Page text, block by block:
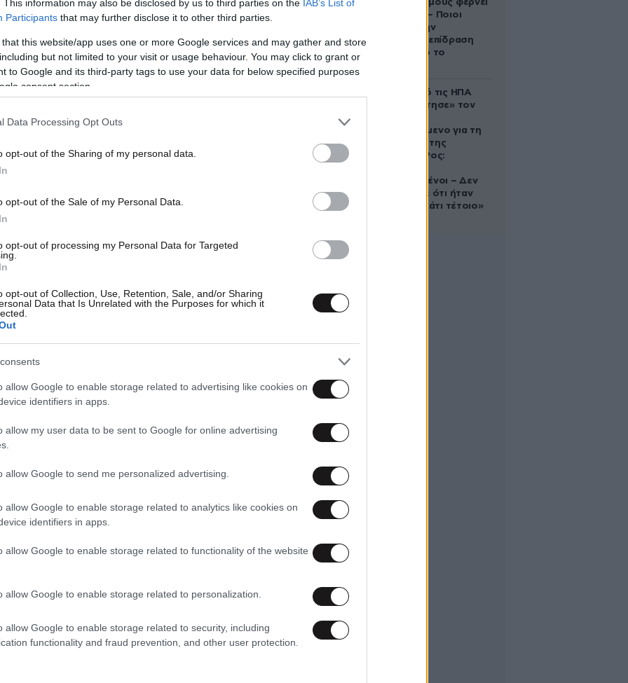
This information may also be disclosed by us to third parties on the IAB’s List of
Participants that may further disclose it to other third parties.
that this website/app uses one or more Google services and may gather and store
but not limited to your visit or usage behaviour. You may click to grant or
to Google and its third-party tags to use your data for below specified purposes
consent section.
Data Processing Opt Outs
opt-out of the Sharing of my personal data.
opt-out of the Sale of my Personal Data.
opt-out of processing my Personal Data for Targeted
opt-out of Collection, Use, Retention, Sale, and/or Sharing
Data that Is Unrelated with the Purposes for which it
allow Google to enable storage related to advertising like cookies on
identifiers in apps.
allow my user data to be sent to Google for online advertising
allow Google to send me personalized advertising.
allow Google to enable storage related to analytics like cookies on
identifiers in apps.
allow Google to enable storage related to functionality of the website
allow Google to enable storage related to personalization.
allow Google to enable storage related to security, including
functionality and fraud prevention, and other user protection.
να πλημμυρίζουν, θέτοντας σε κίνδυνο
εκτοπισμός θα καταστεί αναπόφευκτος αν
δράση.Οι ακτές της Μεσογείου, όπου
τοποθεσίες και εμβληματικά μνημεία της
ήδη μια αυξανόμενη πρόκληση»
στη διοργάνωση της Διάσκεψης ”Our
η οποία συγκέντρωσε 3.000
11 δισεκατομμυρίων δολαρίων
Ελλάδας στην αντιμετώπιση της ανόδου της
στους Διδύμους φέρνει
ανατροπές – Ποιοι
δέχονται την
ευεργετική επίδραση
του Δία από το
Ζευγάρι από τις ΗΠΑ
που «υιοθέτησε» τον
κατηγορούμενο για τη
δολοφονία της
Ελίζαμπεθ Ρος:
συντετριμμένοι – Δεν
έδειξε ποτέ ότι ήταν
ικανός για κάτι τέτοιο»